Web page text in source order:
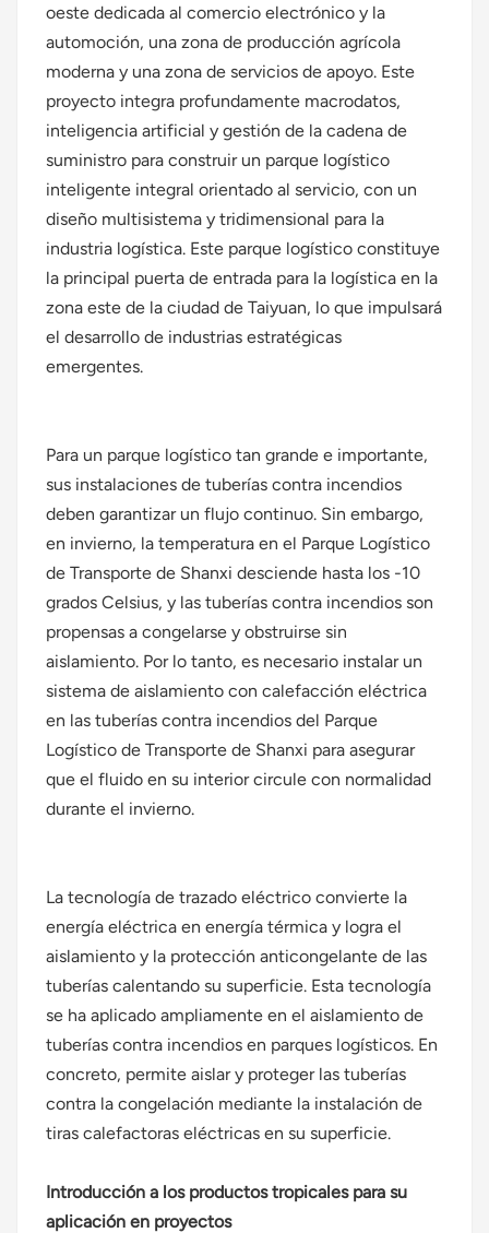
oeste dedicada al comercio electrónico y la
automoción, una zona de producción agrícola
moderna y una zona de servicios de apoyo. Este
proyecto integra profundamente macrodatos,
inteligencia artificial y gestión de la cadena de
suministro para construir un parque logístico
inteligente integral orientado al servicio, con un
diseño multisistema y tridimensional para la
industria logística. Este parque logístico constituye
la principal puerta de entrada para la logística en la
zona este de la ciudad de Taiyuan, lo que impulsará
el desarrollo de industrias estratégicas
emergentes.
Para un parque logístico tan grande e importante,
sus instalaciones de tuberías contra incendios
deben garantizar un flujo continuo. Sin embargo,
en invierno, la temperatura en el Parque Logístico
de Transporte de Shanxi desciende hasta los -10
grados Celsius, y las tuberías contra incendios son
propensas a congelarse y obstruirse sin
aislamiento. Por lo tanto, es necesario instalar un
sistema de aislamiento con calefacción eléctrica
en las tuberías contra incendios del Parque
Logístico de Transporte de Shanxi para asegurar
que el fluido en su interior circule con normalidad
durante el invierno.
La tecnología de trazado eléctrico convierte la
energía eléctrica en energía térmica y logra el
aislamiento y la protección anticongelante de las
tuberías calentando su superficie. Esta tecnología
se ha aplicado ampliamente en el aislamiento de
tuberías contra incendios en parques logísticos. En
concreto, permite aislar y proteger las tuberías
contra la congelación mediante la instalación de
tiras calefactoras eléctricas en su superficie.
Introducción a los productos tropicales para su
aplicación en proyectos